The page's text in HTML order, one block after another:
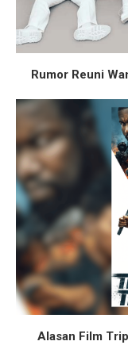
Rumor Reuni
Alasan Film